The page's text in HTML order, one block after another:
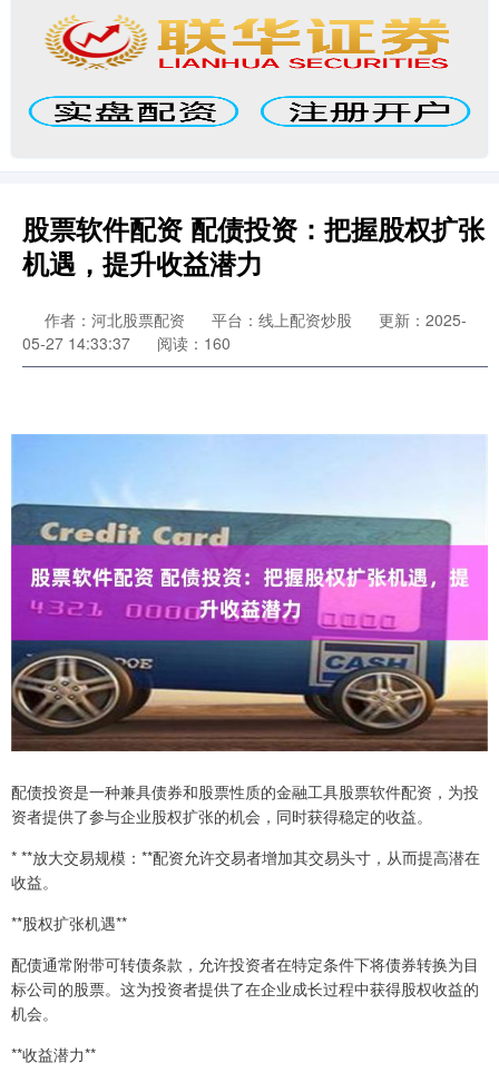
股票软件配资 配债投资：把握股权扩张
机遇，提升收益潜力
作者：河北股票配资 平台：线上配资炒股
更新：2025-
05-27 14:33:37
阅读：160
配债投资是一种兼具债券和股票性质的金融工具股票软件配资，为投
资者提供了参与企业股权扩张的机会，同时获得稳定的收益。
* **放大交易规模：**配资允许交易者增加其交易头寸，从而提高潜在
收益。
**股权扩张机遇**
配债通常附带可转债条款，允许投资者在特定条件下将债券转换为目
标公司的股票。这为投资者提供了在企业成长过程中获得股权收益的
机会。
**收益潜力**